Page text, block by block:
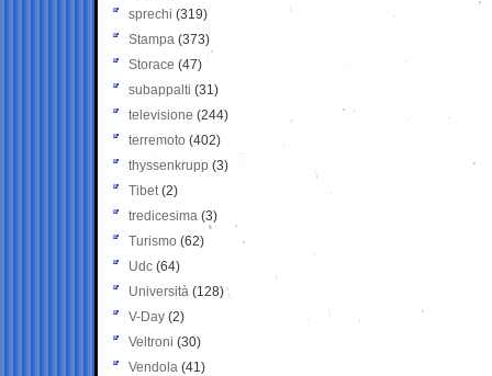
sprechi (319)
Stampa (373)
Storace (47)
subappalti (31)
televisione(244)
terremoto (402)
thyssenkrupp (3)
Tibet(2)
tredicesima (3)
Turismo (62)
Udc (64)
Università (128)
V-Day (2)
Veltroni (30)
Vendola (41)